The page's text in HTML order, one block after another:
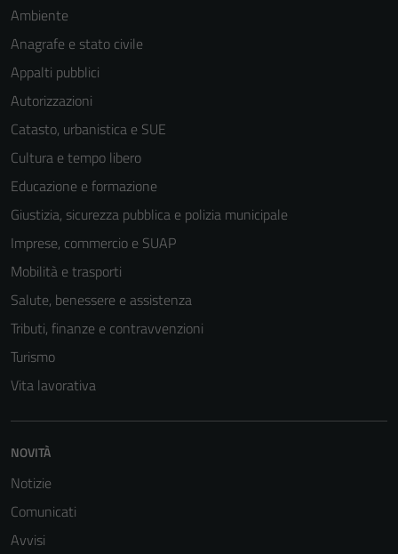
Ambiente
Anagrafe e stato civile
Appalti pubblici
Autorizzazioni
Catasto, urbanistica e SUE
Cultura e tempo libero
Educazione e formazione
Giustizia, sicurezza pubblica e polizia municipale
Imprese, commercio e SUAP
Mobilità e trasporti
Salute, benessere e assistenza
Tributi, finanze e contravvenzioni
Turismo
Vita lavorativa
NOVITÀ
Notizie
Comunicati
Avvisi
funzionamento